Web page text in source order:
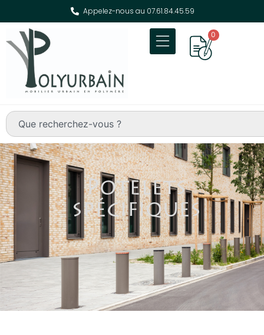
Appelez-nous au 07.61.84.45.59
0
Potelets
spécifiques